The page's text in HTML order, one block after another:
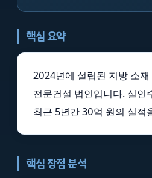
핵심 요약
2024년에 설립된 지방 소재
전문건설 법인입니다. 실인
최근 5년간 30억 원의 실적
핵심 장점 분석